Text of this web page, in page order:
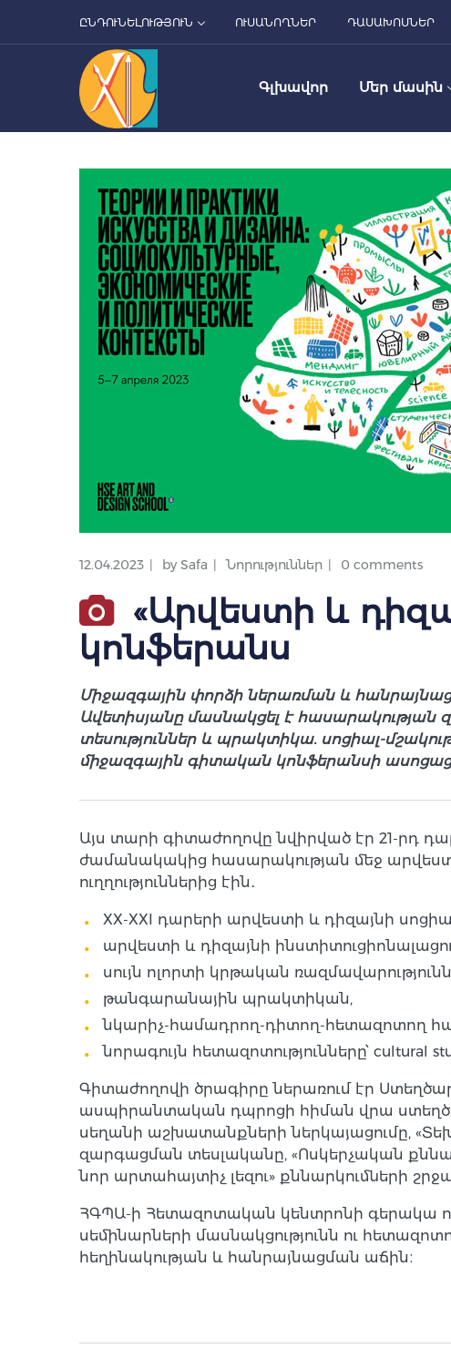
ԸՆԴՈՒՆԵԼՈՒԹՅՈՒՆ ՈՒՍԱՆՈՂՆԵՐ ԴԱՍԱԽՈՍՆԵՐ
Գլխավոր Մեր մասին
12.04.2023 by Safa Նորություններ 0 comments
«Արվեստի և
կոնֆերանս
Միջազգային փորձի ներառման և
Ավետիսյանը մասնակցել է
տեսություններ և պրակտիկա. սոցիալ-
միջազգային գիտական կոնֆերանսի
Այս տարի գիտաժողովը նվիրված էր 21-րդ
ժամանակակից հասարակության մեջ
ուղղություններից էին․
XX-XXI դարերի արվեստի և դիզայնի
արվեստի և դիզայնի
սույն ոլորտի կրթական
թանգարանային պրակտիկան,
նկարիչ-համադրող-դիտող-հետազոտող
նորագույն հետազոտությունները՝ cultural
Գիտաժողովի ծրագիրը ներառում էր
ասպիրանտական դպրոցի հիման վրա
սեղանի աշխատանքների ներկայացումը,
զարգացման տեսլականը, «Ոսկերչական
նոր արտահայտիչ լեզու» քննարկումների
ՀԳՊԱ-ի Հետազոտական կենտրոնի գերակա
սեմինարների մասնակցությունն ու
հեղինակության և հանրայնացման աճին։